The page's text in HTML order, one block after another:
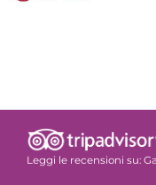
Leggi le recensioni su: